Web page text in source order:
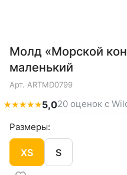
Молд «Морской
маленький
Арт. ARTMD0799
★★★★★5,020 оценок с
Размеры:
XS S